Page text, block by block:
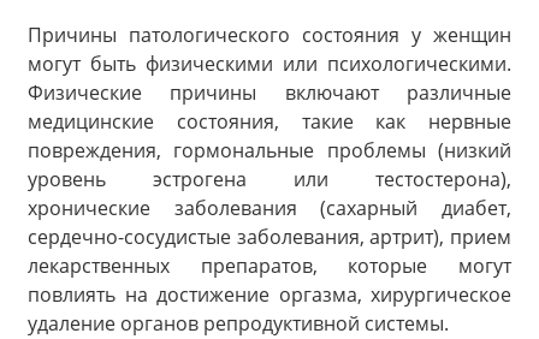
Причины патологического состояния у женщин
могут быть физическими или психологическими.
Физические причины включают различные
медицинские состояния, такие как нервные
повреждения, гормональные проблемы (низкий
уровень эстрогена или тестостерона),
хронические заболевания (сахарный диабет,
сердечно-сосудистые заболевания, артрит), прием
лекарственных препаратов, которые могут
повлиять на достижение оргазма, хирургическое
удаление органов репродуктивной системы.